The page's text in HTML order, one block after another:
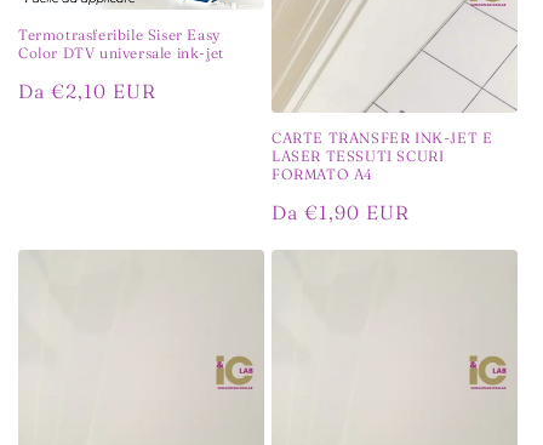
n
e
Termotrasferibile Siser Easy
Color DTV universale ink-jet
Prezzo
Da €2,10 EUR
CARTE TRANSFER INK-JET E
LASER TESSUTI SCURI
FORMATO A4
Prezzo
Da €1,90 EUR